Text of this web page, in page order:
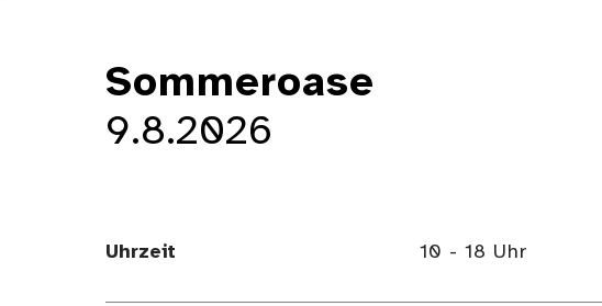
Sommeroase
9.8.2026
Uhrzeit 10 - 18 Uhr